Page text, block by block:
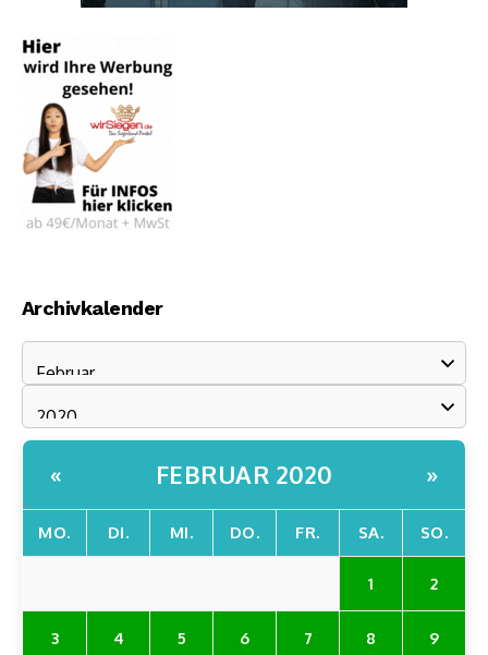
Archivkalender
« FEBRUAR 2020 »
MO. DI. MI. DO. FR. SA. SO.
1 2
3 4 5 6 7 8 9